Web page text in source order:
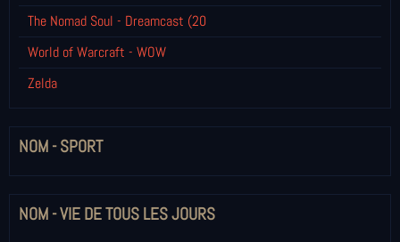
The Nomad Soul - Dreamcast (20
World of Warcraft - WOW
Zelda
NOM - SPORT
NOM - VIE DE TOUS LES JOURS